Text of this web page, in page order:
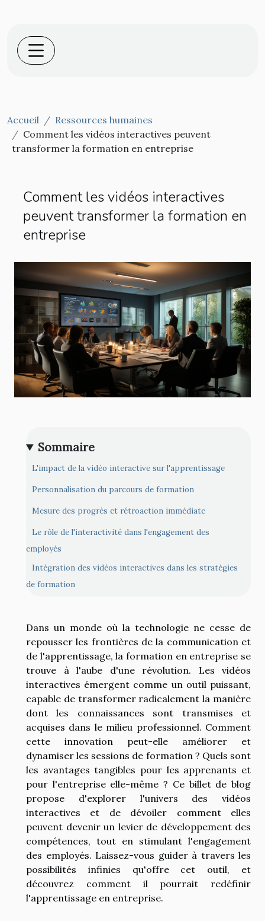
Accueil
Ressources humaines
Comment les vidéos interactives peuvent
transformer la formation en entreprise
Comment les vidéos interactives
peuvent transformer la formation en
entreprise
Sommaire
L'impact de la vidéo interactive sur l'apprentissage
Personnalisation du parcours de formation
Mesure des progrès et rétroaction immédiate
Le rôle de l'interactivité dans l'engagement des
employés
Intégration des vidéos interactives dans les stratégies
de formation
Dans un monde où la technologie ne cesse de
repousser les frontières de la communication et
de l'apprentissage, la formation en entreprise se
trouve à l'aube d'une révolution. Les vidéos
interactives émergent comme un outil puissant,
capable de transformer radicalement la manière
dont les connaissances sont transmises et
acquises dans le milieu professionnel. Comment
cette innovation peut-elle améliorer et
dynamiser les sessions de formation ? Quels sont
les avantages tangibles pour les apprenants et
pour l'entreprise elle-même ? Ce billet de blog
propose d'explorer l'univers des vidéos
interactives et de dévoiler comment elles
peuvent devenir un levier de développement des
compétences, tout en stimulant l'engagement
des employés. Laissez-vous guider à travers les
possibilités infinies qu'offre cet outil, et
découvrez comment il pourrait redéfinir
l'apprentissage en entreprise.